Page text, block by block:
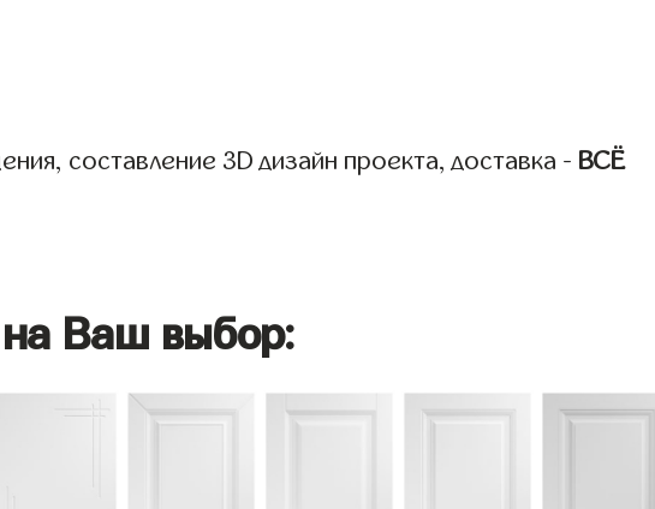
составление 3D дизайн проекта, доставка - ВСЁ
Ваш выбор: